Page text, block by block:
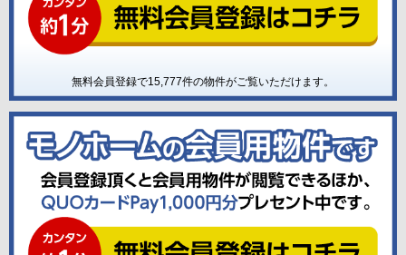
無料会員登録で15,777件の物件がご覧いただけます。